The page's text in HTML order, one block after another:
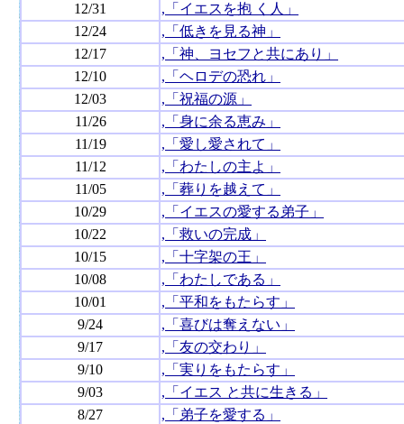
12/31
,「イエスを抱 く人」
12/24
,「低きを見る神」
12/17
,「神、ヨセフと共にあり」
12/10
,「ヘロデの恐れ」
12/03
,「祝福の源」
11/26
,「身に余る恵み」
11/19
,「愛し愛されて」
11/12
,「わたしの主よ」
11/05
,「葬りを越えて」
10/29
,「イエスの愛する弟子」
10/22
,「救いの完成」
10/15
,「十字架の王」
10/08
,「わたしである」
10/01
,「平和をもたらす」
9/24
,「喜びは奪えない」
9/17
,「友の交わり」
9/10
,「実りをもたらす」
9/03
,「イエス と共に生きる」
8/27
,「弟子を愛する」